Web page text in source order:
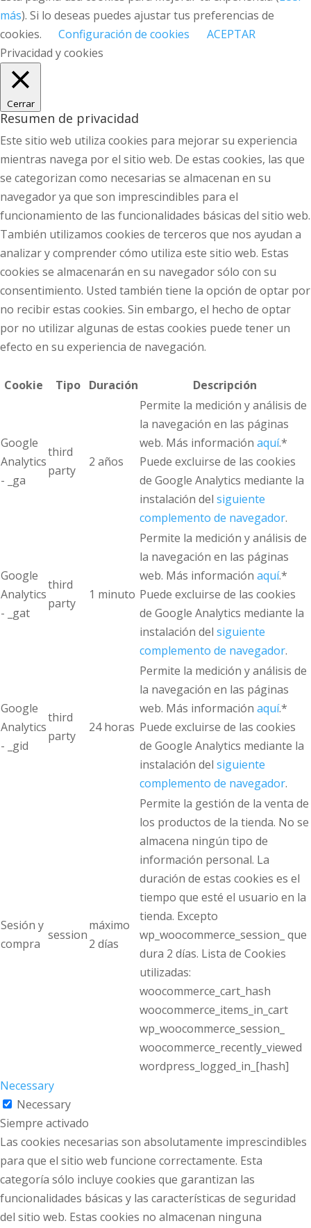
más). Si lo deseas puedes ajustar tus preferencias de
cookies.
Configuración de cookies
ACEPTAR
Privacidad y cookies
Cerrar
Resumen de privacidad
Este sitio web utiliza cookies para mejorar su experiencia
mientras navega por el sitio web. De estas cookies, las que
se categorizan como necesarias se almacenan en su
navegador ya que son imprescindibles para el
funcionamiento de las funcionalidades básicas del sitio web.
También utilizamos cookies de terceros que nos ayudan a
analizar y comprender cómo utiliza este sitio web. Estas
cookies se almacenarán en su navegador sólo con su
consentimiento. Usted también tiene la opción de optar por
no recibir estas cookies. Sin embargo, el hecho de optar
por no utilizar algunas de estas cookies puede tener un
efecto en su experiencia de navegación.
Cookie Tipo Duración Descripción
Google
Analytics
- _ga
third
party
2 años
Permite la medición y análisis de
la navegación en las páginas
web. Más información aquí.*
Puede excluirse de las cookies
de Google Analytics mediante la
instalación del siguiente
complemento de navegador.
Google
Analytics
- _gat
third
party
1 minuto
Permite la medición y análisis de
la navegación en las páginas
web. Más información aquí.*
Puede excluirse de las cookies
de Google Analytics mediante la
instalación del siguiente
complemento de navegador.
Google
Analytics
- _gid
third
party
24 horas
Permite la medición y análisis de
la navegación en las páginas
web. Más información aquí.*
Puede excluirse de las cookies
de Google Analytics mediante la
instalación del siguiente
complemento de navegador.
Sesión y
compra
session
máximo
2 días
Permite la gestión de la venta de
los productos de la tienda. No se
almacena ningún tipo de
información personal. La
duración de estas cookies es el
tiempo que esté el usuario en la
tienda. Excepto
wp_woocommerce_session_ que
dura 2 días. Lista de Cookies
utilizadas:
woocommerce_cart_hash
woocommerce_items_in_cart
wp_woocommerce_session_
woocommerce_recently_viewed
wordpress_logged_in_[hash]
Necessary
Necessary
Siempre activado
Las cookies necesarias son absolutamente imprescindibles
para que el sitio web funcione correctamente. Esta
categoría sólo incluye cookies que garantizan las
funcionalidades básicas y las características de seguridad
del sitio web. Estas cookies no almacenan ninguna